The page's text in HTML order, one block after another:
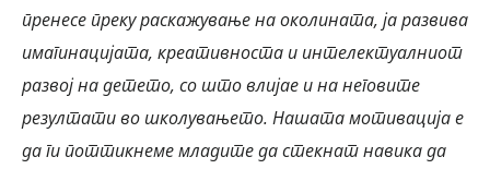
пренесе преку раскажување на околината, ја развива
имагинацијата, креативноста и интелектуалниот
развој на детето, со што влијае и на неговите
резултати во школувањето. Нашата мотивација е
да ги поттикнеме младите да стекнат навика да